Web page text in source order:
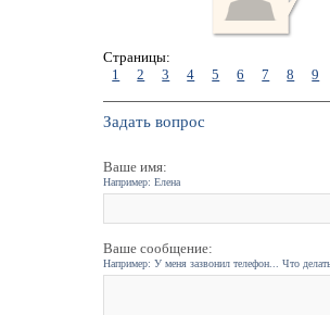
Страницы:
1
2 3 4 5 6 7 8 9
Задать вопрос
Ваше имя:
Например: Елена
Ваше сообщение:
Например: У меня зазвонил телефон... Что